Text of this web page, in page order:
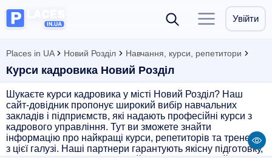
Увійти
Places in UA Новий Розділ Навчання, курси, репетитори
Курси кадровика Новий Розділ
Шукаєте курси кадровика у місті Новий Розділ? Наш
сайт-довідник пропонує широкий вибір навчальних
закладів і підприємств, які надають професійні курси з
кадрового управління. Тут ви зможете знайти
інформацію про найкращі курси, репетиторів та тренерів
з цієї галузі. Наші партнери гарантують якісну підготовку,